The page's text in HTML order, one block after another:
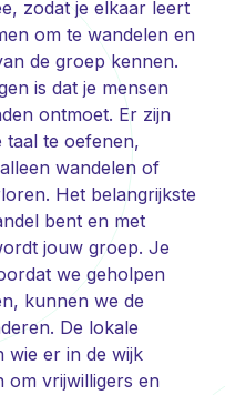
zodat je elkaar leert
om te wandelen en
de groep kennen.
is dat je mensen
ontmoet. Er zijn
taal te oefenen,
wandelen of
Het belangrijkste
bent en met
jouw groep. Je
we geholpen
kunnen we de
De lokale
wie er in de wijk
om vrijwilligers en